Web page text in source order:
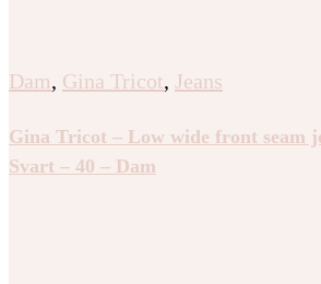
Dam, Gina Tricot, Jeans
Gina Tricot – Low wide front seam
Svart – 40 – Dam